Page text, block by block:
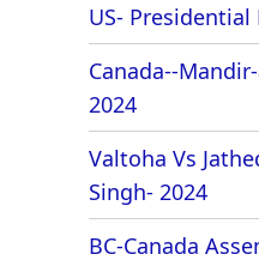
US-
Canada--
2024
Valtoha Vs
Singh- 2024
BC-Canada